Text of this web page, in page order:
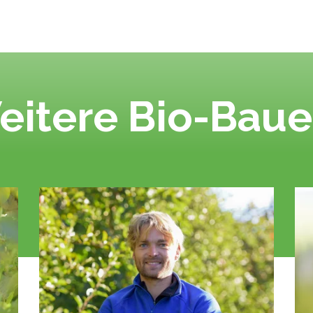
Bio-